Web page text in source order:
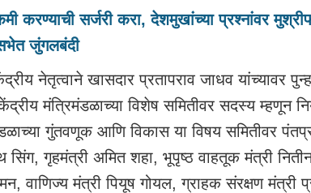
करण्याची सर्जरी करा, देशमुखांच्या प्रश्नांवर
जुंगलबंदी
नेतृत्वाने खासदार प्रतापराव जाधव यांच्यावर
मंत्रिमंडळाच्या विशेष समितीवर सदस्य म्हणून
गुंतवणूक आणि विकास या विषय समितीवर
सिंग, गृहमंत्री अमित शहा, भूपृष्ठ वाहतूक मंत्री
वाणिज्य मंत्री पियूष गोयल, ग्राहक संरक्षण मंत्री